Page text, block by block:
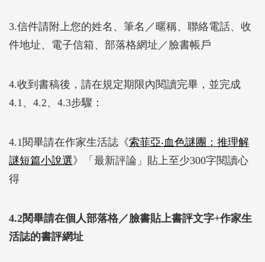
3.信件請附上您的姓名、筆名／暱稱、聯絡電話、收
件地址、電子信箱、部落格網址／臉書帳戶
4.收到書稿後，請在規定期限內閱讀完畢，並完成
4.1、4.2、4.3步驟：
4.1閱畢請在作家生活誌《索菲亞‧血色謎團：推理解
謎短篇小說選》「最新評論」貼上至少300字閱讀心
得
4.2閱畢請在個人部落格／臉書貼上書評文字+作家生
活誌的書評網址